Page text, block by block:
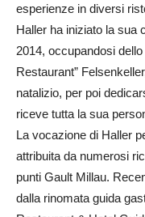
esperienze in diversi
Haller ha iniziato la sua
2014, occupandosi
Restaurant”
natalizio, per poi
riceve tutta la sua
La vocazione di Haller
attribuita da numerosi
punti Gault Millau.
dalla rinomata guida